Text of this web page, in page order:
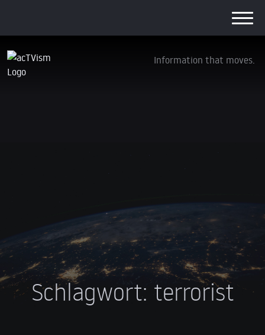
Information that moves.
Schlagwort: terrorist